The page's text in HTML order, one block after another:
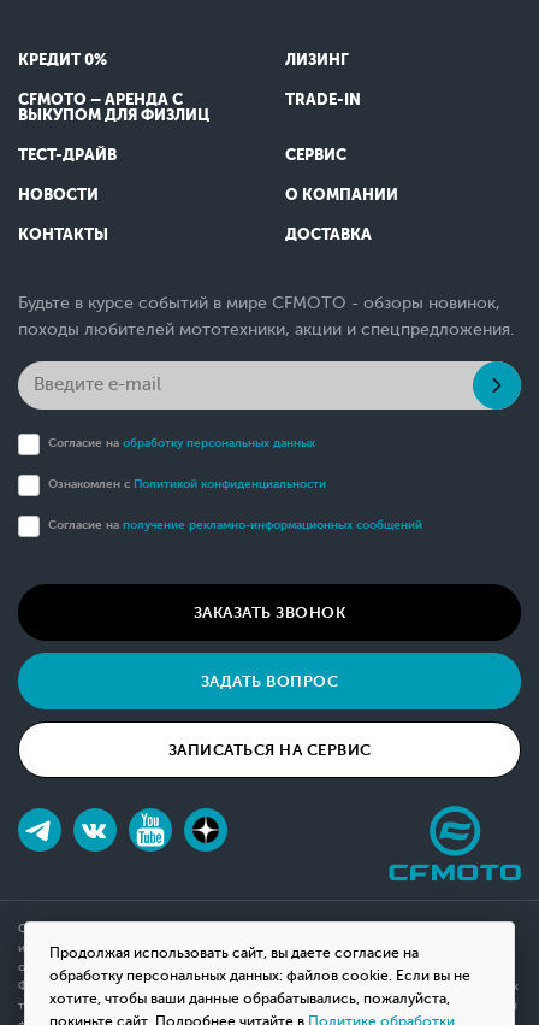
Продолжая использовать сайт, вы даете согласие на
обработку персональных данных: файлов cookie. Если вы не
хотите, чтобы ваши данные обрабатывались, пожалуйста,
покиньте сайт. Подробнее читайте в Политике обработки
КРЕДИТ 0% ЛИЗИНГ
CFMOTO – АРЕНДА С
ВЫКУПОМ ДЛЯ ФИЗЛИЦ
TRADE-IN
ТЕСТ-ДРАЙВ СЕРВИС
НОВОСТИ О КОМПАНИИ
КОНТАКТЫ ДОСТАВКА
Будьте в курсе событий в мире CFMOTO - обзоры новинок,
походы любителей мототехники, акции и спецпредложения.
Согласие на обработку персональных данных
Ознакомлен с Политикой конфиденциальности
Согласие на получение рекламно-информационных сообщений
ЗАКАЗАТЬ ЗВОНОК
ЗАДАТЬ ВОПРОС
ЗАПИСАТЬСЯ НА СЕРВИС
Обращаем ваше внимание на то, что данный интернет-сайт носит исключительно
информационный характер и ни при каких условиях не является публичной офертой,
определяемой положениями Статьи 437(2) Гражданского кодекса Российской
Федерации. Для получения подробной информации о наличии и стоимости указанных
товаров, пожалуйста, обращайтесь к менеджерам компании с помощью специальной